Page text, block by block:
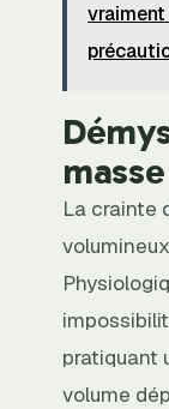
masse
La crainte
pratiquant
volume